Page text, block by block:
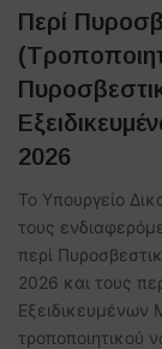
Περί
2026
Το Υπουργείο
τους
περί
2026 και τους
Εξειδικευμένων
τροποποιητικού